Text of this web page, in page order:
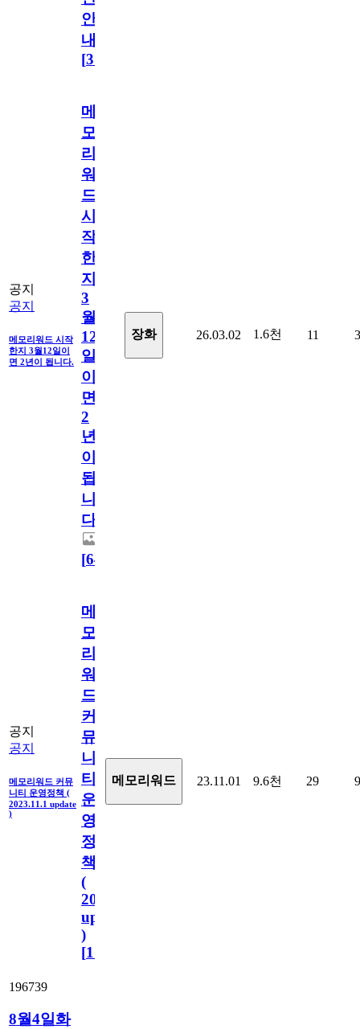
안
내
[31
공지
공지
메모리워드 시작
한지 3월12일이
면 2년이 됩니다.
메
모
리
워
드
시
작
한
지
3
월
12
일
이
면
2
년
이
됩
니
다.
[64
장화 26.03.02 1.6천 11 3
공지
공지
메모리워드 커뮤
니티 운영정책 (
2023.11.1 update
)
메
모
리
워
드
커
뮤
니
티
운
영
정
책
(
2023.11.1
update
)
[110
메모리워드 23.11.01 9.6천 29 9
196739
8월4일화